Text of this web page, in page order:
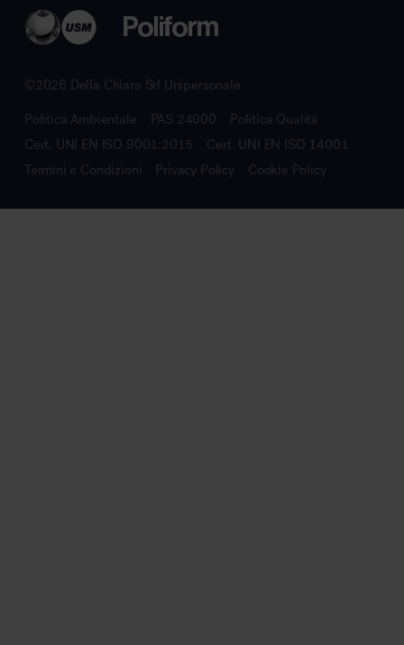
©2026 Della Chiara Srl Unipersonale
Politica Ambientale PAS 24000
Politica Qualità
Cert. UNI EN ISO 9001:2015
Cert. UNI EN ISO 14001
Termini e Condizioni
Privacy Policy Cookie Policy